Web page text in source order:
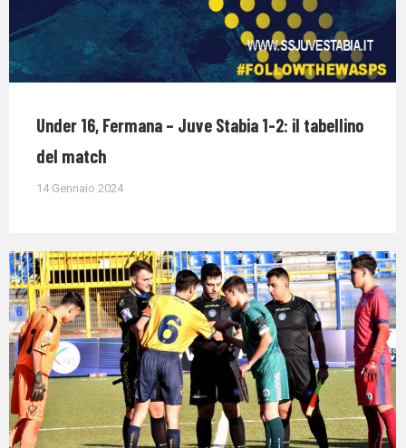
Under 16, Fermana – Juve Stabia 1-2: il tabellino
del match
14 Gennaio 2024